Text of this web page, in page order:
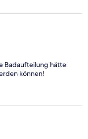
Badaufteilung hätte
können!